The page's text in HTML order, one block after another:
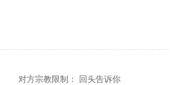
对方宗教限制： 回头告诉你